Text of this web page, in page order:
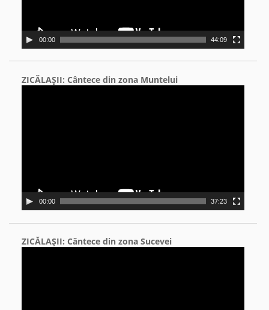
00:00 44:09
ZICĂLAŞII: Cântece din zona Muntelui
00:00 37:23
ZICĂLAŞII: Cântece din zona Sucevei